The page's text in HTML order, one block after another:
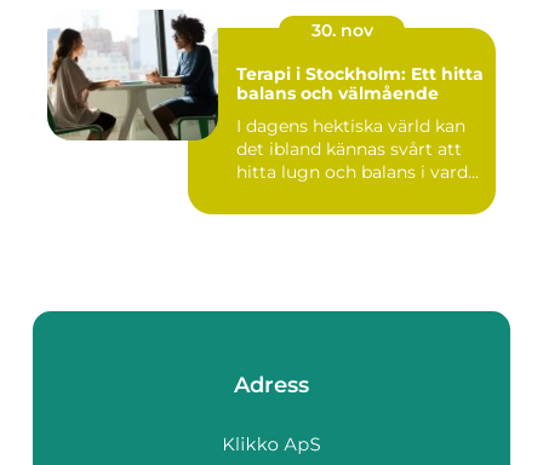
30. nov
Terapi i Stockholm: Ett hitta
balans och välmående
I dagens hektiska värld kan
det ibland kännas svårt att
hitta lugn och balans i vard...
Adress